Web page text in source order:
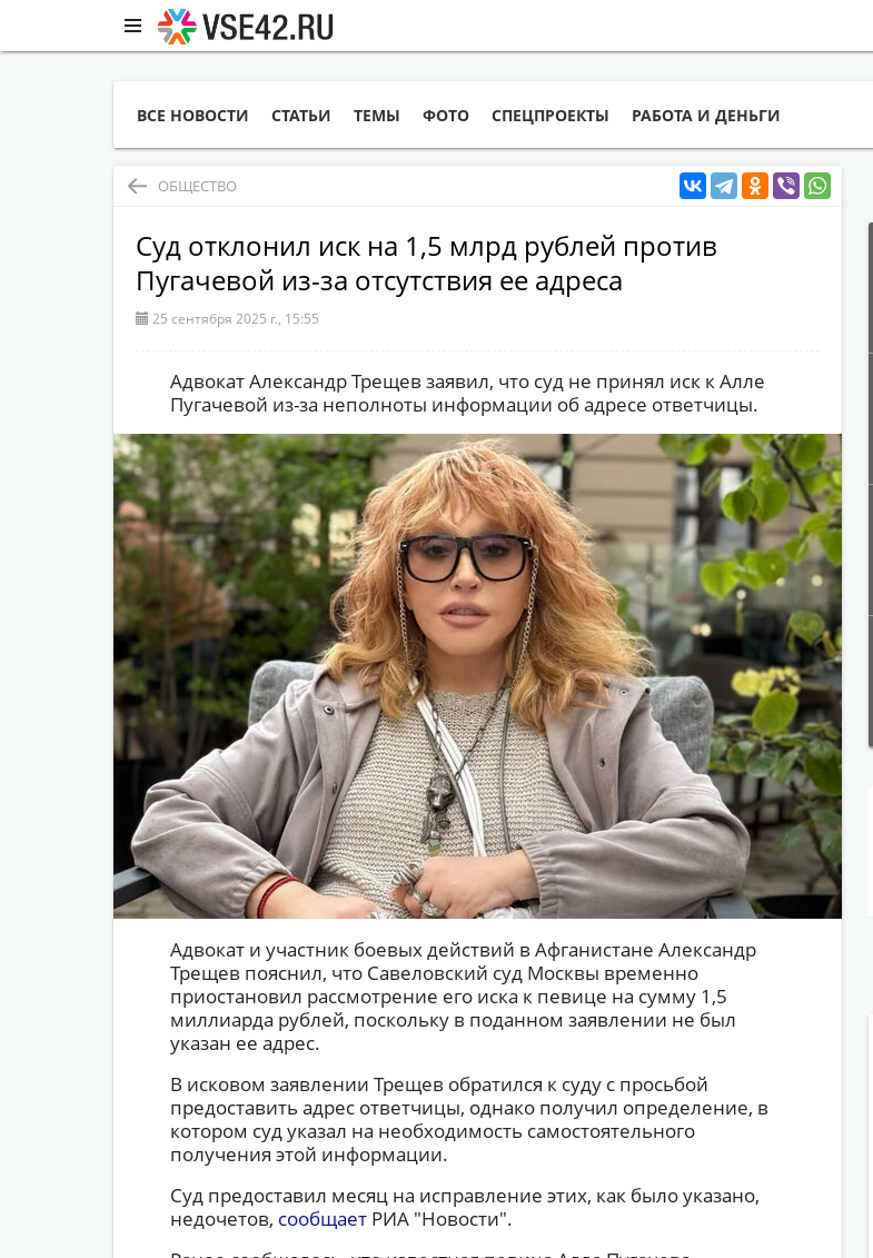
ВСЕ НОВОСТИ СТАТЬИ ТЕМЫ ФОТО СПЕЦПРОЕКТЫ РАБОТА И ДЕНЬГИ
ОБЩЕСТВО
Суд отклонил иск на 1,5 млрд рублей против
Пугачевой из-за отсутствия ее адреса
25 сентября 2025 г., 15:55
Адвокат Александр Трещев заявил, что суд не принял иск к Алле
Пугачевой из-за неполноты информации об адресе ответчицы.
Адвокат и участник боевых действий в Афганистане Александр
Трещев пояснил, что Савеловский суд Москвы временно
приостановил рассмотрение его иска к певице на сумму 1,5
миллиарда рублей, поскольку в поданном заявлении не был
указан ее адрес.
В исковом заявлении Трещев обратился к суду с просьбой
предоставить адрес ответчицы, однако получил определение, в
котором суд указал на необходимость самостоятельного
получения этой информации.
Суд предоставил месяц на исправление этих, как было указано,
недочетов, сообщает РИА "Новости".